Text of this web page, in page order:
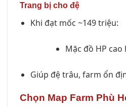
Trang bị cho đệ
Khi đạt mốc ~149 triệu:
Mặc đồ HP
Giúp đệ trâu, farm ổn
Chọn Map Farm Phù